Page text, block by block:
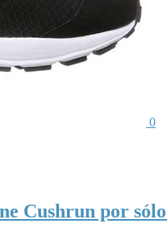
0
Cushrun por